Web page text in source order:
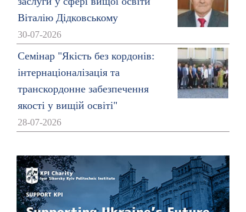
Віталію Дідковському
30-07-2026
Семінар "Якість без кордонів:
інтернаціоналізація та
транскордонне забезпечення
якості у вищій освіті"
28-07-2026